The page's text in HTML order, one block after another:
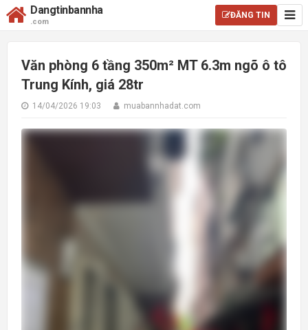
Dangtinbannha
.com
ĐĂNG TIN
Văn phòng 6 tầng 350m² MT 6.3m ngõ ô tô
Trung Kính, giá 28tr
14/04/2026 19:03 muabannhadat.com